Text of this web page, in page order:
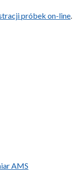
próbek on-line.
AMS